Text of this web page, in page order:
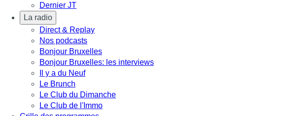
Dernier JT
La radio
Direct & Replay
Nos podcasts
Bonjour Bruxelles
Bonjour Bruxelles: les interviews
Il y a du Neuf
Le Brunch
Le Club du Dimanche
Le Club de l'Immo